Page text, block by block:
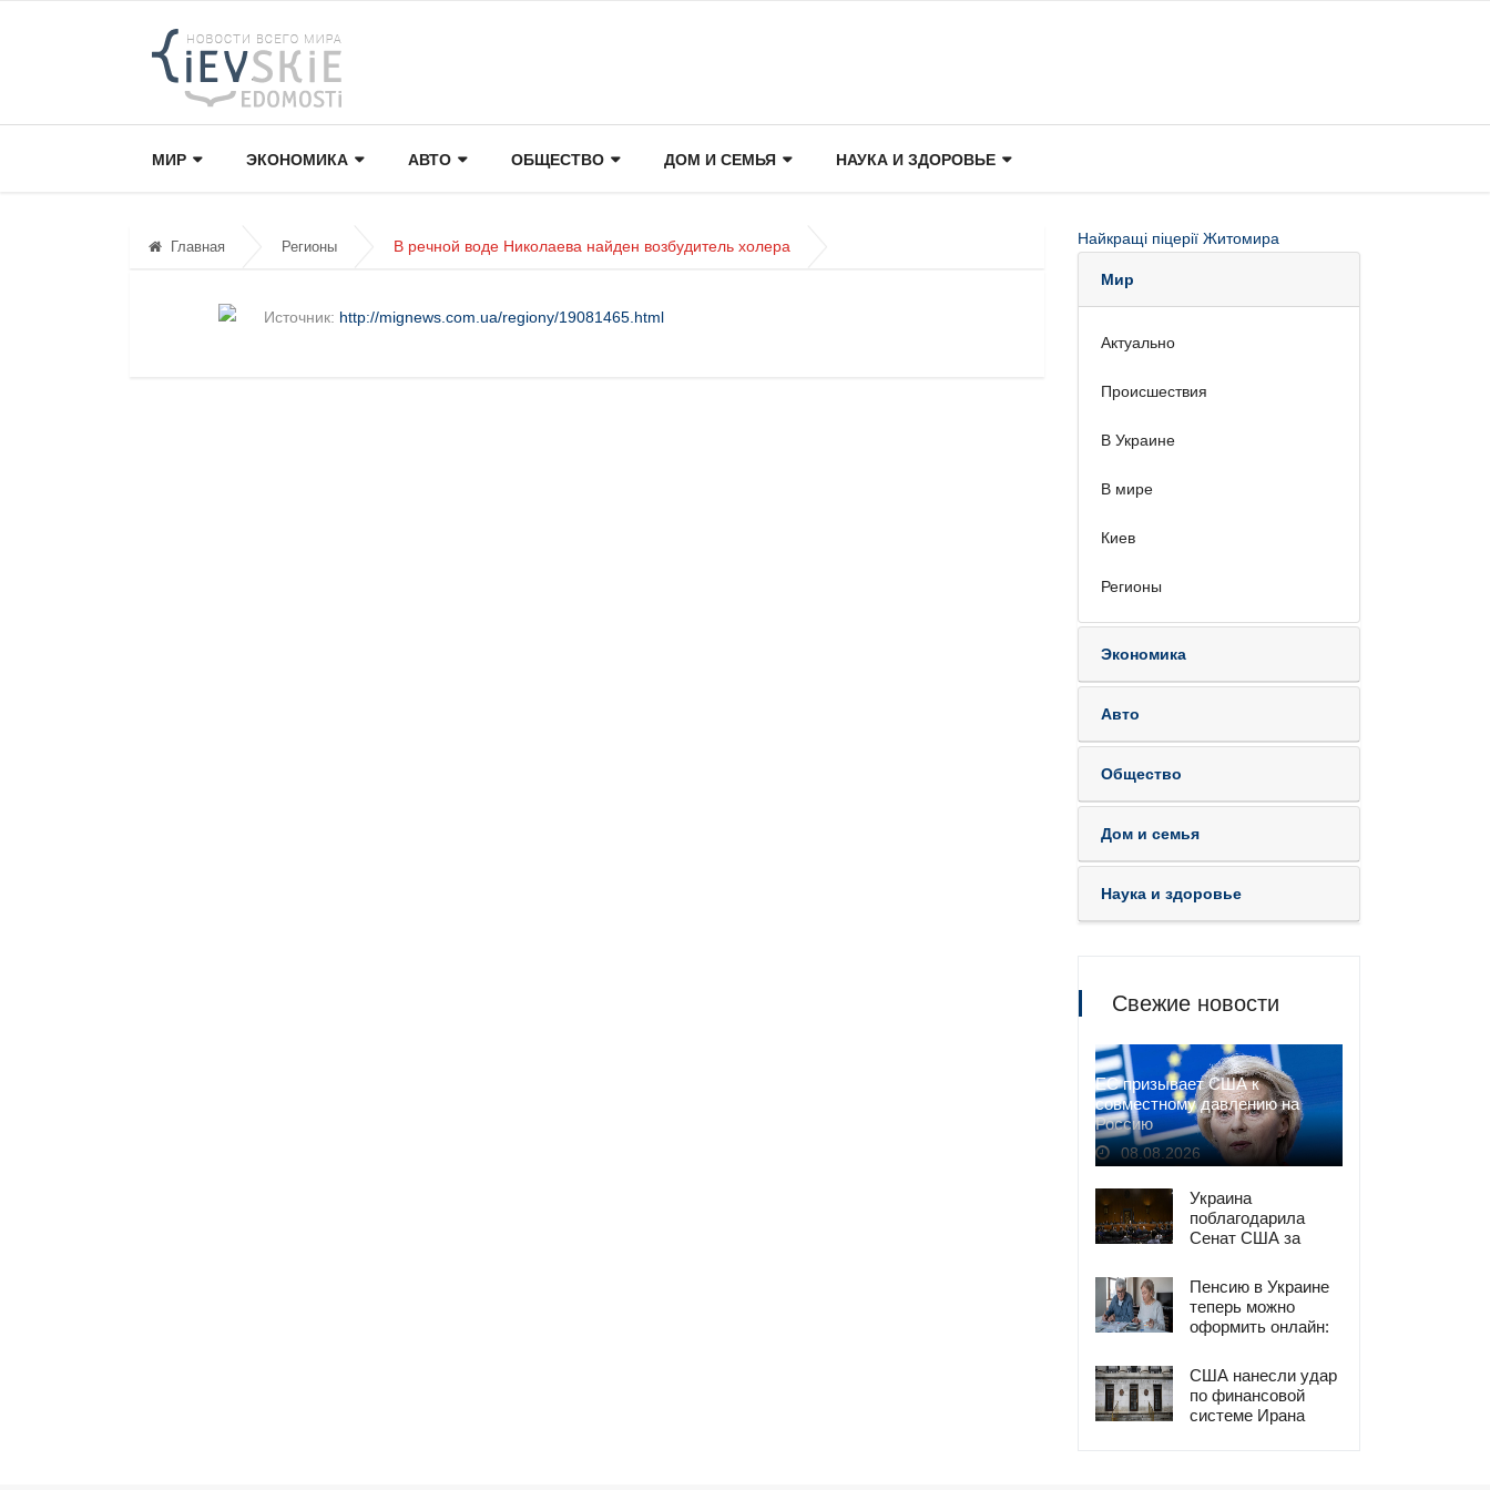
МИР ЭКОНОМИКА АВТО ОБЩЕСТВО ДОМ И СЕМЬЯ НАУКА И ЗДОРОВЬЕ
Главная Регионы В речной воде Николаева найден возбудитель холера
Источник: http://mignews.com.ua/regiony/19081465.html
Найкращі піцерії Житомира
Мир
Актуально
Происшествия
В Украине
В мире
Киев
Регионы
Экономика
Авто
Общество
Дом и семья
Наука и здоровье
Свежие новости
ЕС призывает США к
совместному давлению на
Россию
08.08.2026
Украина
поблагодарила
Сенат США за
против РФ
Пенсию в Украине
теперь можно
оформить онлайн:
США нанесли удар
по финансовой
системе Ирана